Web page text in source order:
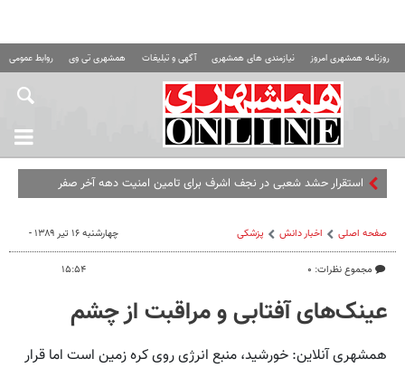
روزنامه همشهری امروز نیازمندی های همشهری آگهی و تبلیغات همشهری تی وی روابط عمومی
استقرار حشد شعبی در نجف اشرف برای تامین امنیت دهه آخر صفر
صفحه اصلی اخبار دانش پزشکی
مجموع نظرات: ۰
چهارشنبه ۱۶ تیر ۱۳۸۹ -
۱۵:۵۴
عینک‌های آفتابی و مراقبت از چشم
همشهری آنلاین: خورشید، منبع انرژی روی کره زمین است اما قرار